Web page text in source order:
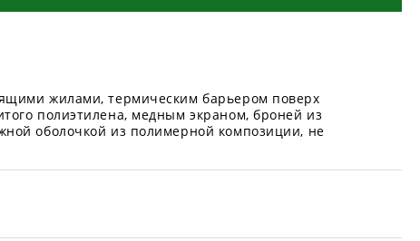
жилами, термическим барьером поверх
полиэтилена, медным экраном, броней из
оболочкой из полимерной композиции, не